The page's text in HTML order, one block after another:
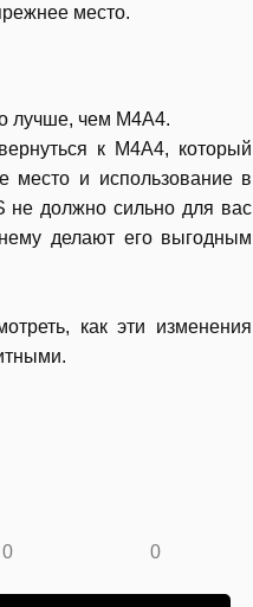
место.
лучше, чем M4A4.
к M4A4, который
место и использование в
не должно сильно для вас
делают его выгодным
как эти изменения
0 0